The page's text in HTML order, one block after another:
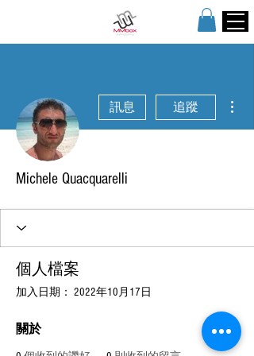
訊息 追蹤
Michele Quacquarelli
個人檔案
加入日期： 2022年10月17日
關於